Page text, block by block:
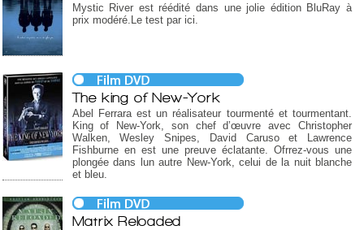
Mystic River est réédité dans une jolie édition BluRay à
prix modéré.Le test par ici.
The king of New-York
Abel Ferrara est un réalisateur tourmenté et tourmentant.
King of New-York, son chef d’œuvre avec Christopher
Walken, Wesley Snipes, David Caruso et Lawrence
Fishburne en est une preuve éclatante. Ofrrez-vous une
plongée dans lun autre New-York, celui de la nuit blanche
et bleu.
Matrix Reloaded